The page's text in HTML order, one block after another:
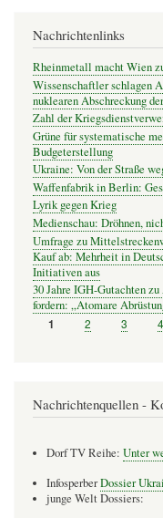
Nachrichtenlinks
Rheinmetall macht Wien
Wissenschaftler schlagen
nuklearen Abschreckung
Zahl der
Grüne für systematische
Budgeterstellung
Ukraine: Von der Straße
Waffenfabrik in Berlin:
Lyrik gegen Krieg
Medienschau: Dröhnen,
Umfrage zu
Kauf ab: Mehrheit in
Initiativen aus
30 Jahre IGH-Gutachten
fordern: „Atomare
Seitennummerierung
Seite
1 Seite
2 Seite
3 4
Nachrichtenquellen -
Dorf TV Reihe: Unter
InfosperberDossier
junge Welt Dossiers: